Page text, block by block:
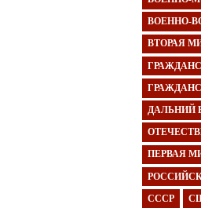
ВОЕННО-
ВТОРАЯ
ДАЛЬНИЙ
ПЕРВАЯ
СССР